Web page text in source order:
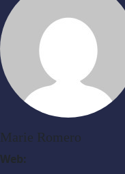
Marie Romero
Web: